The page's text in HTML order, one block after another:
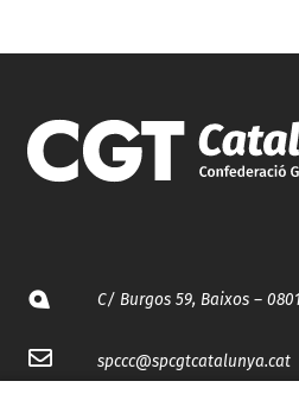
C/ Burgos 59, Baixos –
spccc@spcgtcatalunya.cat